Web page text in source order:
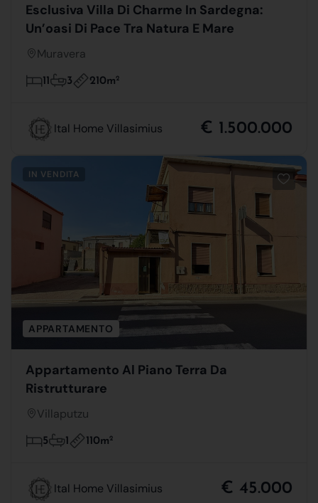
Esclusiva Villa Di Charme In Sardegna:
Un’oasi Di Pace Tra Natura E Mare
Muravera
11 3 210m2
Ital Home Villasimius € 1.500.000
IN VENDITA
APPARTAMENTO
Appartamento Al Piano Terra Da
Ristrutturare
Villaputzu
5 1 110m2
Ital Home Villasimius € 45.000